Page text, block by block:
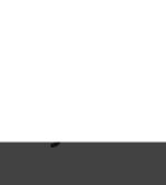
mit